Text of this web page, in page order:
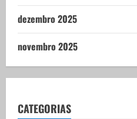
dezembro 2025
novembro 2025
CATEGORIAS